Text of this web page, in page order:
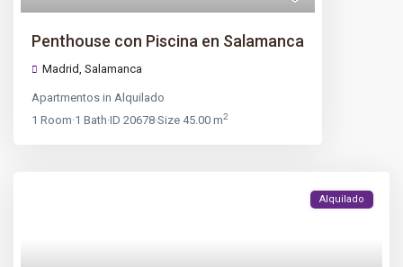
Penthouse con Piscina en Salamanca
Madrid,Salamanca
Apartmentos inAlquilado
1 Room·1 Bath·ID20678·Size 45.00 m2
Alquilado